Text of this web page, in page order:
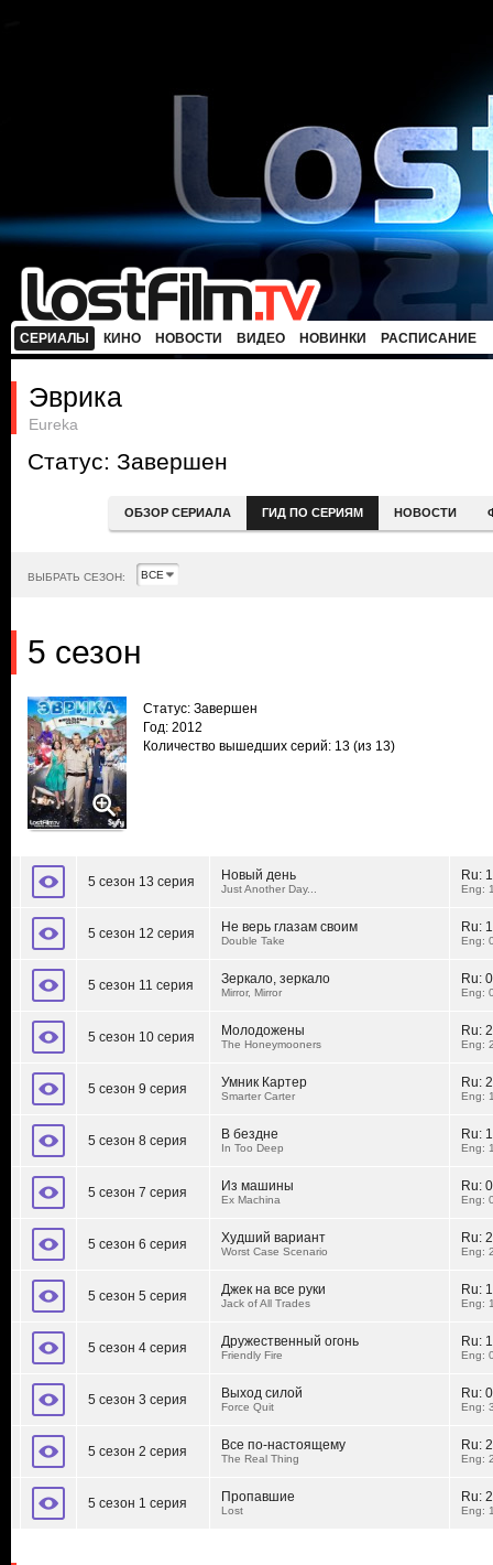
СЕРИАЛЫ КИНО НОВОСТИ ВИДЕО НОВИНКИ РАСПИСАНИЕ
Эврика
Eureka
Статус: Завершен
ОБЗОР СЕРИАЛА ГИД ПО СЕРИЯМ НОВОСТИ
ВЫБРАТЬ СЕЗОН:
5 сезон
Статус: Завершен
Год: 2012
Количество вышедших серий: 13 (из 13)
5 сезон 13 серия Новый день
Just Another Day...
Ru:
Eng:
5 сезон 12 серия Не верь глазам своим
Double Take
Ru:
Eng:
5 сезон 11 серия Зеркало, зеркало
Mirror, Mirror
Ru:
Eng:
5 сезон 10 серия Молодожены
The Honeymooners
Ru:
Eng:
5 сезон 9 серия Умник Картер
Smarter Carter
Ru:
Eng:
5 сезон 8 серия В бездне
In Too Deep
Ru:
Eng:
5 сезон 7 серия Из машины
Ex Machina
Ru:
Eng:
5 сезон 6 серия Худший вариант
Worst Case Scenario
Ru:
Eng:
5 сезон 5 серия Джек на все руки
Jack of All Trades
Ru:
Eng:
5 сезон 4 серия Дружественный огонь
Friendly Fire
Ru:
Eng:
5 сезон 3 серия Выход силой
Force Quit
Ru:
Eng:
5 сезон 2 серия Все по-настоящему
The Real Thing
Ru:
Eng:
5 сезон 1 серия Пропавшие
Lost
Ru:
Eng: